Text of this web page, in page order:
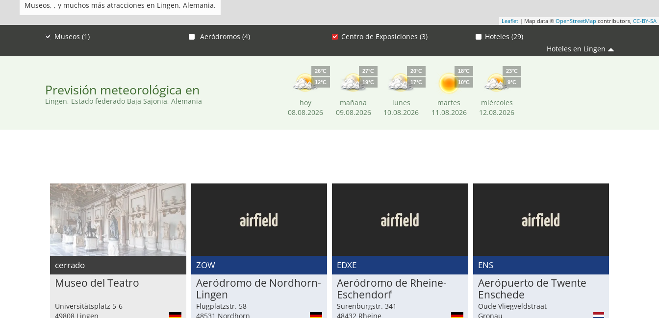
Leaflet | Map data © OpenStreetMap contributors, CC-BY-SA
Museos, , y muchos más atracciones en Lingen, Alemania.
Museos (1) Aeródromos (4) Centro de Exposiciones (3)
Hoteles (29)
Hoteles en Lingen
Previsión meteorológica en
Lingen, Estado federado Baja Sajonia, Alemania
26°C
12°C
hoy
08.08.2026
27°C
19°C
mañana
09.08.2026
20°C
17°C
lunes
10.08.2026
18°C
10°C
martes
11.08.2026
23°C
9°C
miércoles
12.08.2026
cerrado
Museo del Teatro
Universitätsplatz 5-6
49808 Lingen
ZOW
Aeródromo de Nordhorn-
Lingen
Flugplatzstr. 58
48531 Nordhorn
EDXE
Aeródromo de Rheine-
Eschendorf
Surenburgstr. 341
48432 Rheine
ENS
Aerópuerto de Twente
Enschede
Oude Vliegveldstraat
Gronau